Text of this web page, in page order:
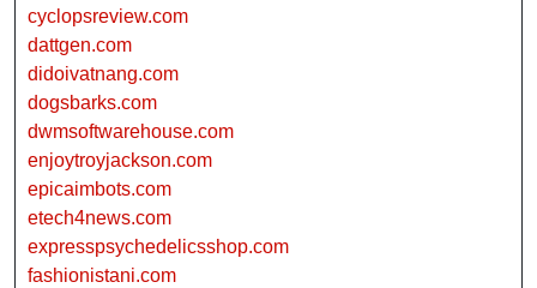
cyclopsreview.com
dattgen.com
didoivatnang.com
dogsbarks.com
dwmsoftwarehouse.com
enjoytroyjackson.com
epicaimbots.com
etech4news.com
expresspsychedelicsshop.com
fashionistani.com